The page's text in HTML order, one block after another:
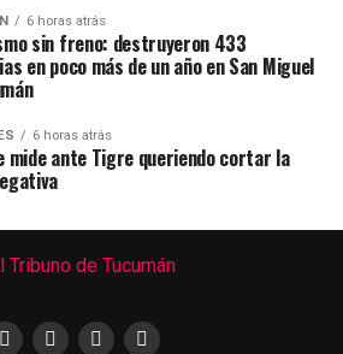
6 horas atrás
sin freno: destruyeron 433
en poco más de un año en San Miguel
6 horas atrás
mide ante Tigre queriendo cortar la